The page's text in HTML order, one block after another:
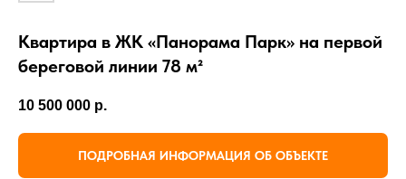
Квартира в ЖК «Панорама Парк» на первой
береговой линии 78 м²
10 500 000 р.
ПОДРОБНАЯ ИНФОРМАЦИЯ ОБ ОБЪЕКТЕ